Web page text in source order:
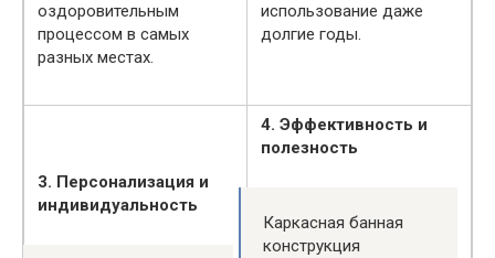
оздоровительным
процессом в самых
разных местах.
использование даже
долгие годы.
3. Персонализация и
индивидуальность
4. Эффективность и
полезность
Каркасная банная
конструкция